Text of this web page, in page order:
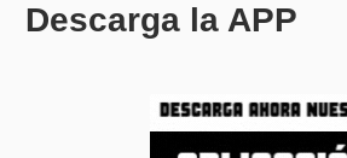
Descarga la APP